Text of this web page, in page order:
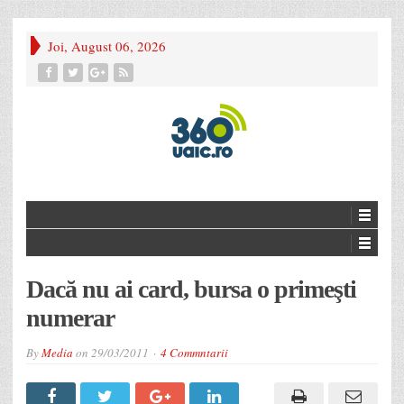
Joi, August 06, 2026
Dacă nu ai card, bursa o primeşti
numerar
ByMedia on 29/03/2011 4 Commntarii